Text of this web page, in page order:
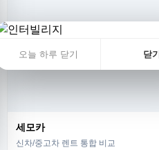
세모카
신차/중고차 렌트 통합 비교
오늘 하루 닫기 닫기